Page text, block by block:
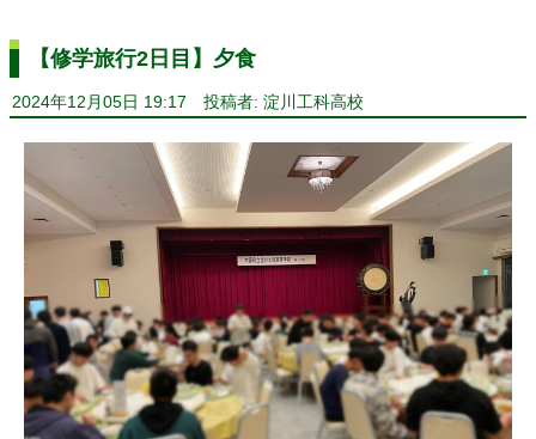
【修学旅行2日目】夕食
2024年12月05日 19:17 投稿者: 淀川工科高校